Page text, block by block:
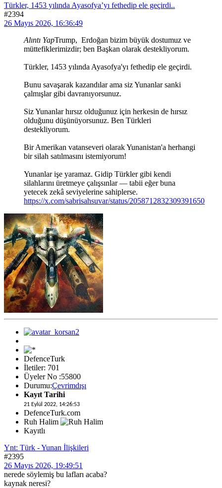
Türkler, 1453 yılında Ayasofya’yı fethedip ele geçirdi..
#2394
26 Mayıs 2026, 16:36:49
Alıntı YapTrump, Erdoğan bizim büyük dostumuz ve
müttefiklerimizdir; ben Başkan olarak destekliyorum.
Türkler, 1453 yılında Ayasofya'yı fethedip ele geçirdi.
Bunu savaşarak kazandılar ama siz Yunanlar sanki
çalmışlar gibi davranıyorsunuz.
Siz Yunanlar hırsız olduğunuz için herkesin de hırsız
olduğunu düşünüyorsunuz. Ben Türkleri
destekliyorum.
Bir Amerikan vatanseveri olarak Yunanistan'a herhangi
bir silah satılmasını istemiyorum!
Yunanlar işe yaramaz. Gidip Türkler gibi kendi
silahlarını üretmeye çalışsınlar — tabii eğer buna
yetecek zekâ seviyelerine sahiplerse.
https://x.com/sabrisahsuvar/status/2058712832309391650
DefenceTurk
İletiler: 701
Üyeler No :55800
Durumu:Çevrimdışı
Kayıt Tarihi
21 Eylül 2022, 14:26:53
DefenceTurk.com
Ruh Halim
Kayıtlı
Ynt: Türk - Yunan İlişkileri
#2395
26 Mayıs 2026, 19:49:51
nerede söylemiş bu lafları acaba?
kaynak neresi?